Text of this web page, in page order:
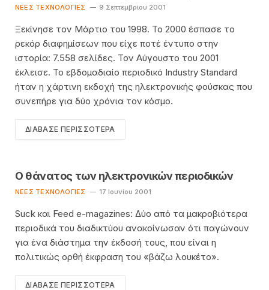
ΝΈΕΣ ΤΕΧΝΟΛΟΓΊΕΣ 9 Σεπτεμβρίου 2001
Ξεκίνησε τον Μάρτιο του 1998. Το 2000 έσπασε το
ρεκόρ διαφημίσεων που είχε ποτέ έντυπο στην
ιστορία: 7.558 σελίδες. Τον Αύγουστο του 2001
έκλεισε. Το εβδομαδιαίο περιοδικό Industry Standard
ήταν η χάρτινη εκδοχή της ηλεκτρονικής φούσκας που
συνεπήρε για δύο χρόνια τον κόσμο.
ΔΙΆΒΑΣΕ ΠΕΡΙΣΣΌΤΕΡΑ
O θάνατος των ηλεκτρονικών περιοδικών
ΝΈΕΣ ΤΕΧΝΟΛΟΓΊΕΣ 17 Ιουνίου 2001
Suck και Feed e-magazines: Δύο από τα μακροβιότερα
περιοδικά του διαδικτύου ανακοίνωσαν ότι παγώνουν
για ένα διάστημα την έκδοσή τους, που είναι η
πολιτικώς ορθή έκφραση του «βάζω λουκέτο».
ΔΙΆΒΑΣΕ ΠΕΡΙΣΣΌΤΕΡΑ